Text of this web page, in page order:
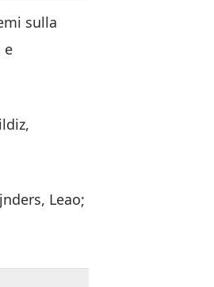
sulla
e
Leao;